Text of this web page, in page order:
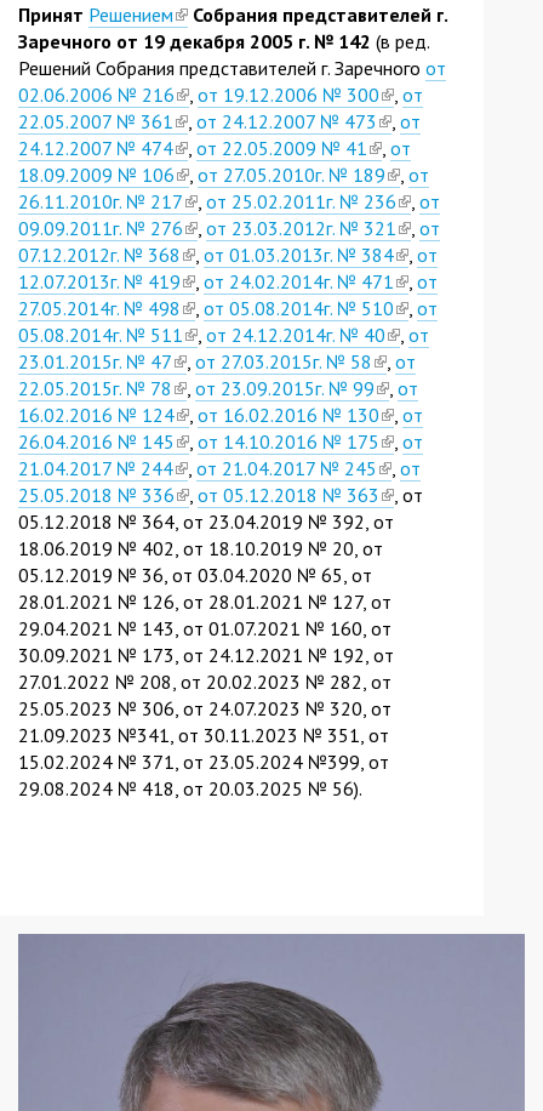
Принят Решением(link
is
external)
Собрания представителей г.
Заречного от 19 декабря 2005 г. № 142 (в ред.
Решений Собрания представителей г. Заречного от
02.06.2006 № 216(link
is
external)
от 19.12.2006 № 300(link
is
external)
от
22.05.2007 № 361(link
is
external)
от 24.12.2007 № 473 (link
is
external)
от
24.12.2007 № 474(link
is
external)
от 22.05.2009 № 41(link
is
external)
от
18.09.2009 № 106(link
is
external)
от 27.05.2010г. № 189(link
is
external)
от
26.11.2010г. № 217(link
is
external)
от 25.02.2011г. № 236(link
is
external)
от
09.09.2011г. № 276(link
is
external)
от 23.03.2012г. № 321(link
is
external)
от
07.12.2012г. № 368 (link
is
external)
от 01.03.2013г. № 384(link
is
external)
от
12.07.2013г. № 419(link
is
external)
от 24.02.2014г. № 471(link
is
external)
от
27.05.2014г. № 498 (link
is
external)
от 05.08.2014г. № 510(link
is
external)
от
05.08.2014г. № 511(link
is
external)
от 24.12.2014г. № 40(link
is
external)
от
23.01.2015г. № 47(link
is
external)
от 27.03.2015г. № 58 (link
is
external)
от
22.05.2015г. № 78 (link
is
external)
от 23.09.2015г. № 99(link
is
external)
от
16.02.2016 № 124(link
is
external)
от 16.02.2016 № 130(link
is
external)
от
26.04.2016 № 145 (link
is
external)
от 14.10.2016 № 175 (link
is
external)
от
21.04.2017 № 244(link
is
external)
от 21.04.2017 № 245 (link
is
external)
от
25.05.2018 № 336(link
is
external)
от 05.12.2018 № 363 (link
is
external)
, от
05.12.2018 № 364, от 23.04.2019 № 392, от
18.06.2019 № 402, от 18.10.2019 № 20, от
05.12.2019 № 36, от 03.04.2020 № 65, от
28.01.2021 № 126, от 28.01.2021 № 127, от
29.04.2021 № 143, от 01.07.2021 № 160, от
30.09.2021 № 173, от 24.12.2021 № 192, от
27.01.2022 № 208, от 20.02.2023 № 282, от
25.05.2023 № 306, от 24.07.2023 № 320, от
21.09.2023 №341, от 30.11.2023 № 351, от
15.02.2024 № 371, от 23.05.2024 №399, от
29.08.2024 № 418, от 20.03.2025 № 56).